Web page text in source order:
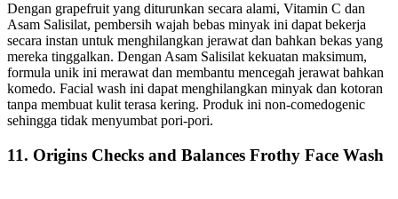
Dengan grapefruit yang diturunkan secara alami, Vitamin C dan
Asam Salisilat, pembersih wajah bebas minyak ini dapat bekerja
secara instan untuk menghilangkan jerawat dan bahkan bekas yang
mereka tinggalkan. Dengan Asam Salisilat kekuatan maksimum,
formula unik ini merawat dan membantu mencegah jerawat bahkan
komedo. Facial wash ini dapat menghilangkan minyak dan kotoran
tanpa membuat kulit terasa kering. Produk ini non-comedogenic
sehingga tidak menyumbat pori-pori.
11. Origins Checks and Balances Frothy Face Wash